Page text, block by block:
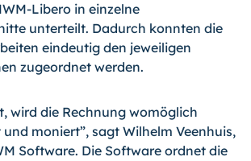
Libero in einzelne
unterteilt. Dadurch konnten die
eindeutig den jeweiligen
zugeordnet werden.
wird die Rechnung womöglich
moniert”, sagt Wilhelm Veenhuis,
Software. Die Software ordnet die